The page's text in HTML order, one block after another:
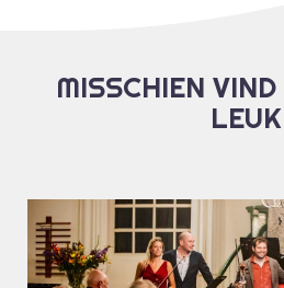
MISSCHIEN
LEUK